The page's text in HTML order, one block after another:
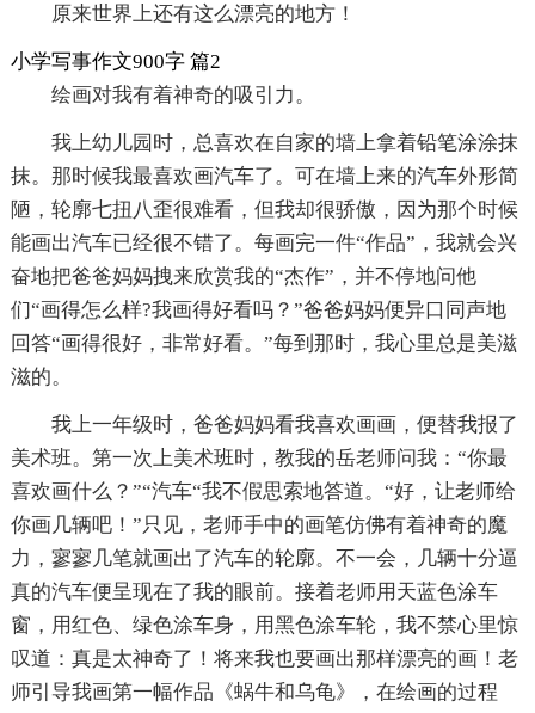
原来世界上还有这么漂亮的地方！
小学写事作文900字 篇2
绘画对我有着神奇的吸引力。
我上幼儿园时，总喜欢在自家的墙上拿着铅笔涂涂抹
抹。那时候我最喜欢画汽车了。可在墙上来的汽车外形简
陋，轮廓七扭八歪很难看，但我却很骄傲，因为那个时候
能画出汽车已经很不错了。每画完一件“作品”，我就会兴
奋地把爸爸妈妈拽来欣赏我的“杰作”，并不停地问他
们“画得怎么样?我画得好看吗？”爸爸妈妈便异口同声地
回答“画得很好，非常好看。”每到那时，我心里总是美滋
滋的。
我上一年级时，爸爸妈妈看我喜欢画画，便替我报了
美术班。第一次上美术班时，教我的岳老师问我：“你最
喜欢画什么？”“汽车“我不假思索地答道。“好，让老师给
你画几辆吧！”只见，老师手中的画笔仿佛有着神奇的魔
力，寥寥几笔就画出了汽车的轮廓。不一会，几辆十分逼
真的汽车便呈现在了我的眼前。接着老师用天蓝色涂车
窗，用红色、绿色涂车身，用黑色涂车轮，我不禁心里惊
叹道：真是太神奇了！将来我也要画出那样漂亮的画！老
师引导我画第一幅作品《蜗牛和乌龟》，在绘画的过程